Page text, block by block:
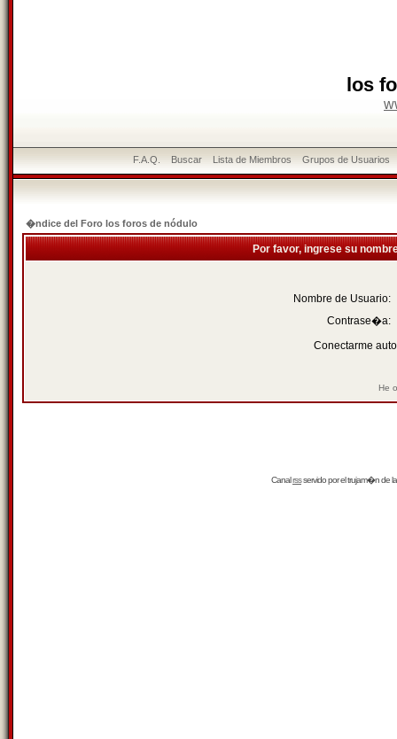
los
F.A.Q. Buscar Lista de Miembros Grupos de Usuarios
�ndice del Foro los foros de nódulo
Por favor, ingrese su
Nombre de Usuario:
Contrase�a:
Conectarme
He
Canalrssservido por eltrujam�nde